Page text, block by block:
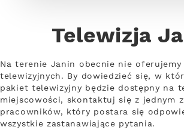
Telewizja
Na terenie Janin obecnie nie
telewizyjnych. By dowiedzieć się, w
pakiet telewizyjny będzie dostępny na
miejscowości, skontaktuj się z jednym z
pracowników, który postara się
wszystkie zastanawiające pytania.